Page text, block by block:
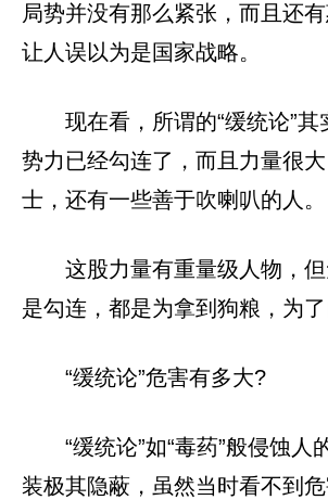
局势并没有那么紧张，而且还
让人误以为是国家战略。
现在看，所谓的“缓统论”
势力已经勾连了，而且力量很
士，还有一些善于吹喇叭的人。
这股力量有重量级人物，
是勾连，都是为拿到狗粮，为了
“缓统论”危害有多大?
“缓统论”如“毒药”般侵蚀人
装极其隐蔽，虽然当时看不到